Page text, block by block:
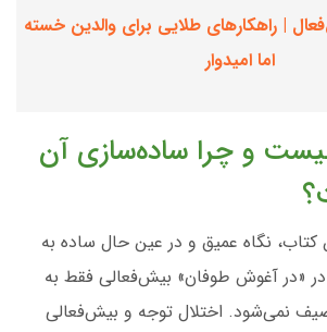
| راهکارهای طلایی برای والدین خسته
اما امیدوار
و چرا ساده‌سازی آن
کتاب، نگاه عمیق و در عین حال ساده به
«در آغوش طوفان» بیش‌فعالی فقط به
نمی‌شود. اختلال توجه و بیش‌فعالی